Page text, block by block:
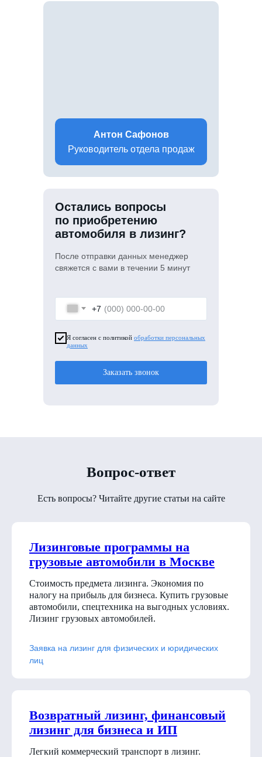
+7
Я согласен с политикой обработки персональных
данных
Заказать звонок
Остались вопросы
по приобретению
автомобиля в лизинг?
После отправки данных менеджер
свяжется с вами в течении 5 минут
Антон Сафонов
Руководитель отдела продаж
Вопрос-ответ
Есть вопросы? Читайте другие статьи на сайте
Лизинговые программы на
грузовые автомобили в Москве
Стоимость предмета лизинга. Экономия по
налогу на прибыль для бизнеса. Купить грузовые
автомобили, спецтехника на выгодных условиях.
Лизинг грузовых автомобилей.
Заявка на лизинг для физических и юридических
лиц
Возвратный лизинг, финансовый
лизинг для бизнеса и ИП
Легкий коммерческий транспорт в лизинг.